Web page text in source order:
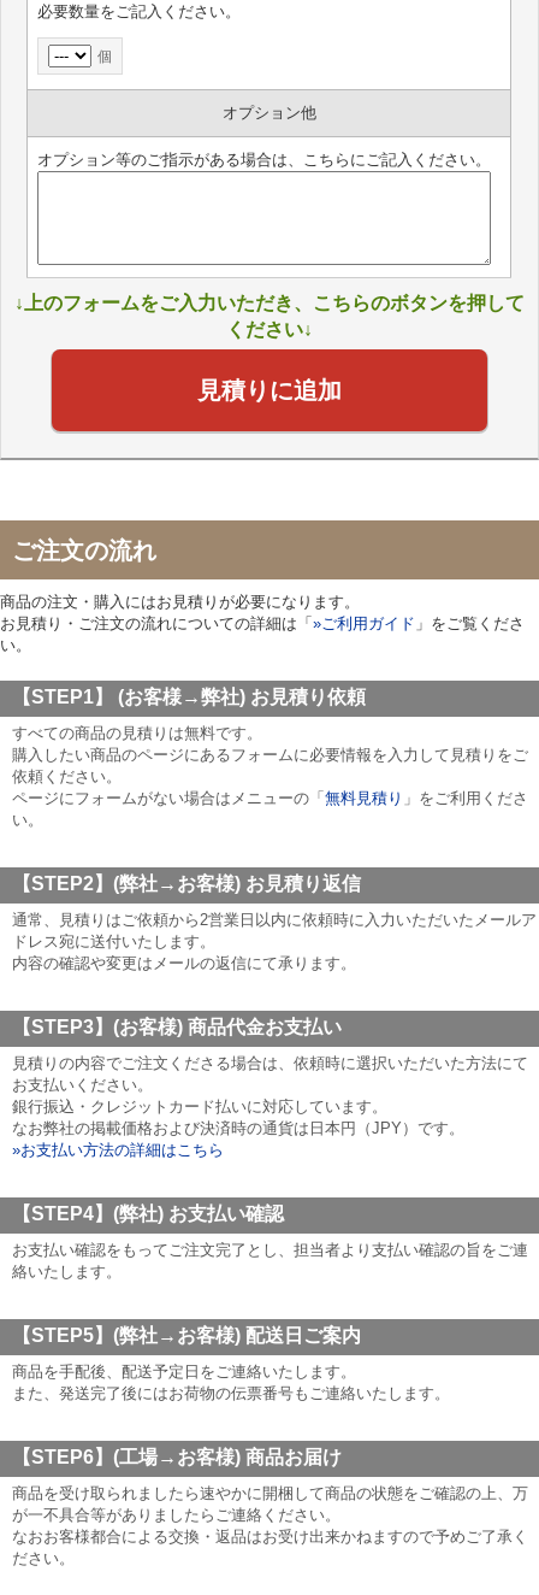
必要数量をご記入ください。
個
オプション他
オプション等のご指示がある場合は、こちらにご記入ください。
↓上のフォームをご入力いただき、こちらのボタンを押して
ください↓
見積りに追加
ご注文の流れ
商品の注文・購入にはお見積りが必要になります。
お見積り・ご注文の流れについての詳細は「»ご利用ガイド 」をご覧くださ
い。
【STEP1】 (お客様→弊社) お見積り依頼
すべての商品の見積りは無料です。
購入したい商品のページにあるフォームに必要情報を入力して見積りをご
依頼ください。
ページにフォームがない場合はメニューの「無料見積り 」をご利用くださ
い。
【STEP2】(弊社→お客様) お見積り返信
通常、見積りはご依頼から2営業日以内に依頼時に入力いただいたメールア
ドレス宛に送付いたします。
内容の確認や変更はメールの返信にて承ります。
【STEP3】(お客様) 商品代金お支払い
見積りの内容でご注文くださる場合は、依頼時に選択いただいた方法にて
お支払いください。
銀行振込・クレジットカード払いに対応しています。
なお弊社の掲載価格および決済時の通貨は日本円（JPY）です。
»お支払い方法の詳細はこちら
【STEP4】(弊社) お支払い確認
お支払い確認をもってご注文完了とし、担当者より支払い確認の旨をご連
絡いたします。
【STEP5】(弊社→お客様) 配送日ご案内
商品を手配後、配送予定日をご連絡いたします。
また、発送完了後にはお荷物の伝票番号もご連絡いたします。
【STEP6】(工場→お客様) 商品お届け
商品を受け取られましたら速やかに開梱して商品の状態をご確認の上、万
が一不具合等がありましたらご連絡ください。
なおお客様都合による交換・返品はお受け出来かねますので予めご了承く
ださい。